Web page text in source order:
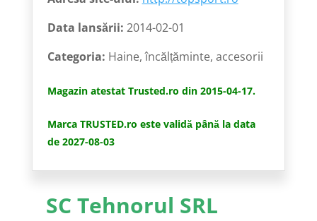
Data lansării: 2014-02-01
Categoria: Haine, încălțăminte, accesorii
Magazin atestat Trusted.ro din 2015-04-17.
Marca TRUSTED.ro este validă până la data
de 2027-08-03
SC Tehnorul SRL